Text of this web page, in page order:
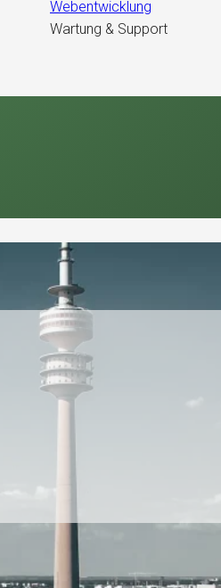
Webentwicklung
Wartung & Support